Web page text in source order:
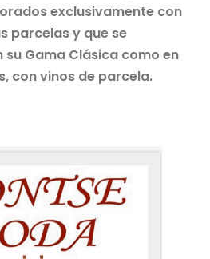
exclusivamente con
parcelas y que se
Gama Clásica como en
con vinos de parcela.